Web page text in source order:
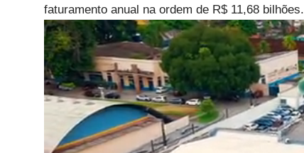
faturamento anual na ordem de R$ 11,68 bilhões.